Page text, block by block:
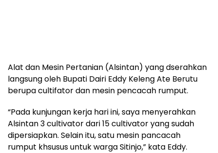
Alat dan Mesin Pertanian (Alsintan) yang dserahkan
langsung oleh Bupati Dairi Eddy Keleng Ate Berutu
berupa cultifator dan mesin pencacah rumput.
“Pada kunjungan kerja hari ini, saya menyerahkan
Alsintan 3 cultivator dari 15 cultivator yang sudah
dipersiapkan. Selain itu, satu mesin pancacah
rumput khsusus untuk warga Sitinjo,” kata Eddy.